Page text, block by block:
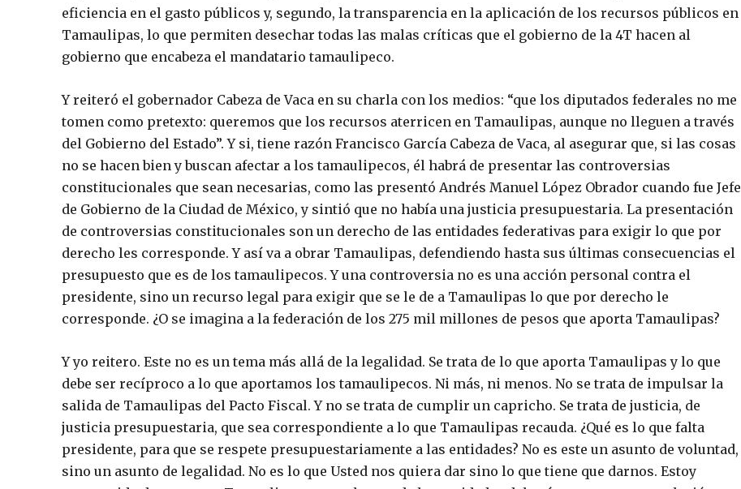
eficiencia en el gasto públicos y, segundo, la transparencia en la aplicación de los recursos públicos en
Tamaulipas, lo que permiten desechar todas las malas críticas que el gobierno de la 4T hacen al
gobierno que encabeza el mandatario tamaulipeco.
Y reiteró el gobernador Cabeza de Vaca en su charla con los medios: “que los diputados federales no me
tomen como pretexto: queremos que los recursos aterricen en Tamaulipas, aunque no lleguen a través
del Gobierno del Estado”. Y si, tiene razón Francisco García Cabeza de Vaca, al asegurar que, si las cosas
no se hacen bien y buscan afectar a los tamaulipecos, él habrá de presentar las controversias
constitucionales que sean necesarias, como las presentó Andrés Manuel López Obrador cuando fue Jefe
de Gobierno de la Ciudad de México, y sintió que no había una justicia presupuestaria. La presentación
de controversias constitucionales son un derecho de las entidades federativas para exigir lo que por
derecho les corresponde. Y así va a obrar Tamaulipas, defendiendo hasta sus últimas consecuencias el
presupuesto que es de los tamaulipecos. Y una controversia no es una acción personal contra el
presidente, sino un recurso legal para exigir que se le de a Tamaulipas lo que por derecho le
corresponde. ¿O se imagina a la federación de los 275 mil millones de pesos que aporta Tamaulipas?
Y yo reitero. Este no es un tema más allá de la legalidad. Se trata de lo que aporta Tamaulipas y lo que
debe ser recíproco a lo que aportamos los tamaulipecos. Ni más, ni menos. No se trata de impulsar la
salida de Tamaulipas del Pacto Fiscal. Y no se trata de cumplir un capricho. Se trata de justicia, de
justicia presupuestaria, que sea correspondiente a lo que Tamaulipas recauda. ¿Qué es lo que falta
presidente, para que se respete presupuestariamente a las entidades? No es este un asunto de voluntad,
sino un asunto de legalidad. No es lo que Usted nos quiera dar sino lo que tiene que darnos. Estoy